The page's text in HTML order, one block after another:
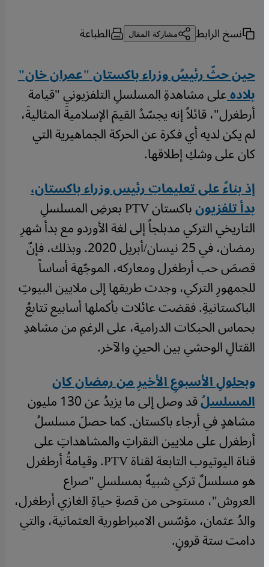
نسخ الرابط مشاركة المقال الطباعة
حين حثّ رئيسُ وزراء باكستان "عمران خان"
بلادهعلى مشاهدةِ المسلسلِ التلفزيوني "قيامة
أرطغرل"، قائلاً إنه يجسّدُ القيمَ الإسلاميةَ المثاليةَ،
لم يكن لديه أي فكرة عن الحركة الجماهيرية التي
كان على وشكِ إطلاقها.
إذ بناءً على تعليماتِ رئيس وزراء باكستان،
بدأ تلفزيون باكستان PTV بعرضِ المسلسلِ
التاريخي التركي مدبلجاً إلى لغة الأوردو مع بدأ شهرِ
رمضان، في 25 نيسان/أبريل 2020. وبذلك، فإنّ
قصصَ حب أرطغرل ومعاركه، الموجّهة أساساً
للجمهورِ التركي، وجدت طريقها إلى ملايين البيوتِ
الباكستانيةِ. فقضت عائلات بأكملها أسابيع تتابعُ
بحماس الحبكات الدرامية، على الرغمِ من مشاهدِ
القتالِ الوحشي بين الحينِ والآخر.
وبحلولِ الأسبوعِ الأخيرِ من رمضان كان
المسلسلُ قد وصل إلى ما يزيدُ عن 130 مليون
مشاهدٍ في أرجاء باكستان. كما حصلَ مسلسلُ
أرطغرل على ملايين النقراتِ والمشاهداتِ على
قناة اليوتيوب التابعة لقناة PTV. وقيامةُ أرطغرل
هو مسلسلٌ تركي شبيهٌ بمسلسلِ "صراع
العروش"، مستوحى من قصةِ حياةِ الغازي أرطغرل،
والدُ عثمان، مؤسّس الامبراطورية العثمانية، والتي
دامت ستة قرونٍ.